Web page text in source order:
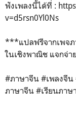
ฟังเพลงนี้ได้ที่ :
v=d5rsn0Yl0Ns
***แปลฟรีจากเพจภ
ในเชิงพาณิช แจกจ่
#ภาษาจีน #เพลงจีน
ภาษาจีน #เรียนภาษ